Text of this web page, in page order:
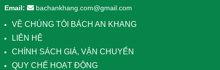
Email:
bachankhang.com@gmail.com
VỀ CHÚNG TÔI BÁCH AN KHANG
LIÊN HỆ
CHÍNH SÁCH GIÁ, VẬN CHUYỂN
QUY CHẾ HOẠT ĐỘNG